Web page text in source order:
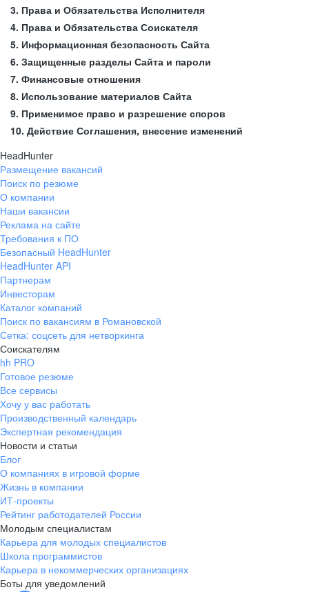
3. Права и Обязательства Исполнителя
4. Права и Обязательства Соискателя
5. Информационная безопасность Сайта
6. Защищенные разделы Сайта и пароли
7. Финансовые отношения
8. Использование материалов Сайта
9. Применимое право и разрешение споров
10. Действие Соглашения, внесение изменений
HeadHunter
Размещение вакансий
Поиск по резюме
О компании
Наши вакансии
Реклама на сайте
Требования к ПО
Безопасный HeadHunter
HeadHunter API
Партнерам
Инвесторам
Каталог компаний
Поиск по вакансиям в Романовской
Сетка: соцсеть для нетворкинга
Соискателям
hh PRO
Готовое резюме
Все сервисы
Хочу у вас работать
Производственный календарь
Экспертная рекомендация
Новости и статьи
Блог
О компаниях в игровой форме
Жизнь в компании
ИТ-проекты
Рейтинг работодателей России
Молодым специалистам
Карьера для молодых специалистов
Школа программистов
Карьера в некоммерческих организациях
Боты для уведомлений